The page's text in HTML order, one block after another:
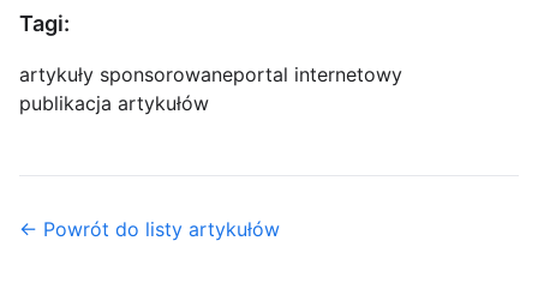
Tagi:
artykuły sponsorowaneportal internetowy
publikacja artykułów
← Powrót do listy artykułów